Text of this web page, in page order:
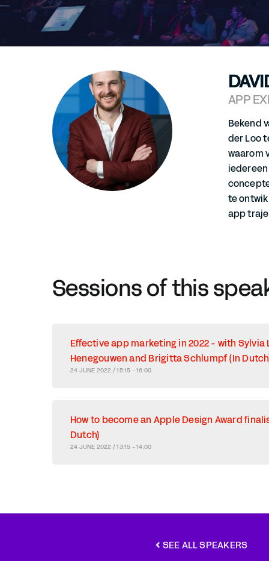
APP
Bekend
der Loo
waarom
te
app
Sessions of this
Effective app marketing in 2022 - with Sylvia
Henegouwen and Brigitta Schlumpf (In
24 JUNE 2022 / 15:15 - 16:00
How to become an Apple Design Award
Dutch)
24 JUNE 2022 / 13:15 - 14:00
SEE ALL SPEAKERS